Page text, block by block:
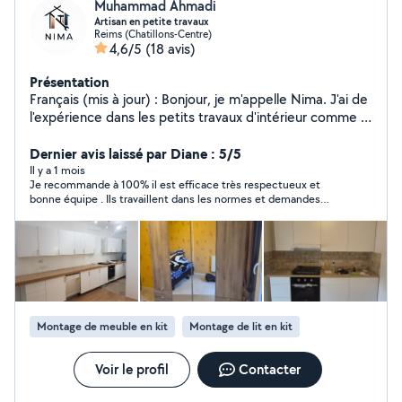
Muhammad Ahmadi
Artisan en petite travaux
Reims (Chatillons-Centre)
4,6/5 (18 avis)
Présentation
Français (mis à jour) : Bonjour, je m'appelle Nima. J'ai de
l'expérience dans les petits travaux d'intérieur comme la
ainsi que les petites . Je travaille avec soin, propreté et
sérieux, en cherchant toujours à satisfaire mes clients.
Dernier avis laissé par Diane : 5/5
Il y a 1 mois
Je recommande à 100% il est efficace très respectueux et
bonne équipe . Ils travaillent dans les normes et demandes
détaillante je valide ma prestation. Il a été réactif et très
ponctuel. La veille pour le lendemain en plus .
Montage de meuble en kit Montage de lit en kit
Voir le profil Contacter